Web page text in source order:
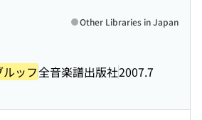
ルッフ全音楽譜出版社2007.7
Other Libraries in Japan